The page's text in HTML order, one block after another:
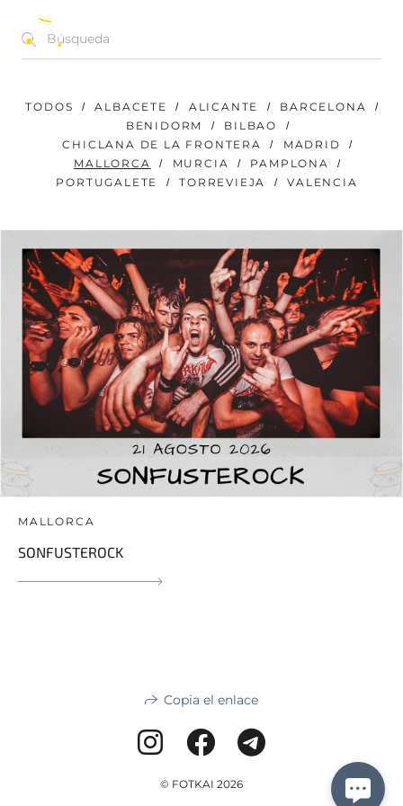
TODOS ALBACETE ALICANTE
BARCELONA
BENIDORM
BILBAO
CHICLANA DE LA FRONTERA
MADRID
MALLORCA
MURCIA
PAMPLONA
PORTUGALETE
TORREVIEJA VALENCIA
MALLORCA
SONFUSTEROCK
Copia el enlace
© FOTKAI 2026